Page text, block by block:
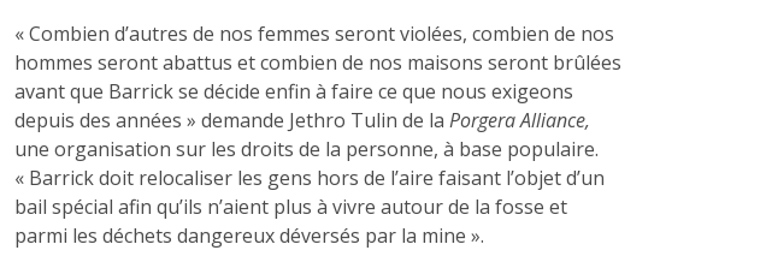
« Combien d’autres de nos femmes seront violées, combien de nos
hommes seront abattus et combien de nos maisons seront brûlées
avant que Barrick se décide enfin à faire ce que nous exigeons
depuis des années » demande Jethro Tulin de laPorgera Alliance,
une organisation sur les droits de la personne, à base populaire.
« Barrick doit relocaliser les gens hors de l’aire faisant l’objet d’un
bail spécial afin qu’ils n’aient plus à vivre autour de la fosse et
parmi les déchets dangereux déversés par la mine ».